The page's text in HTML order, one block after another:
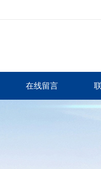
在线留言